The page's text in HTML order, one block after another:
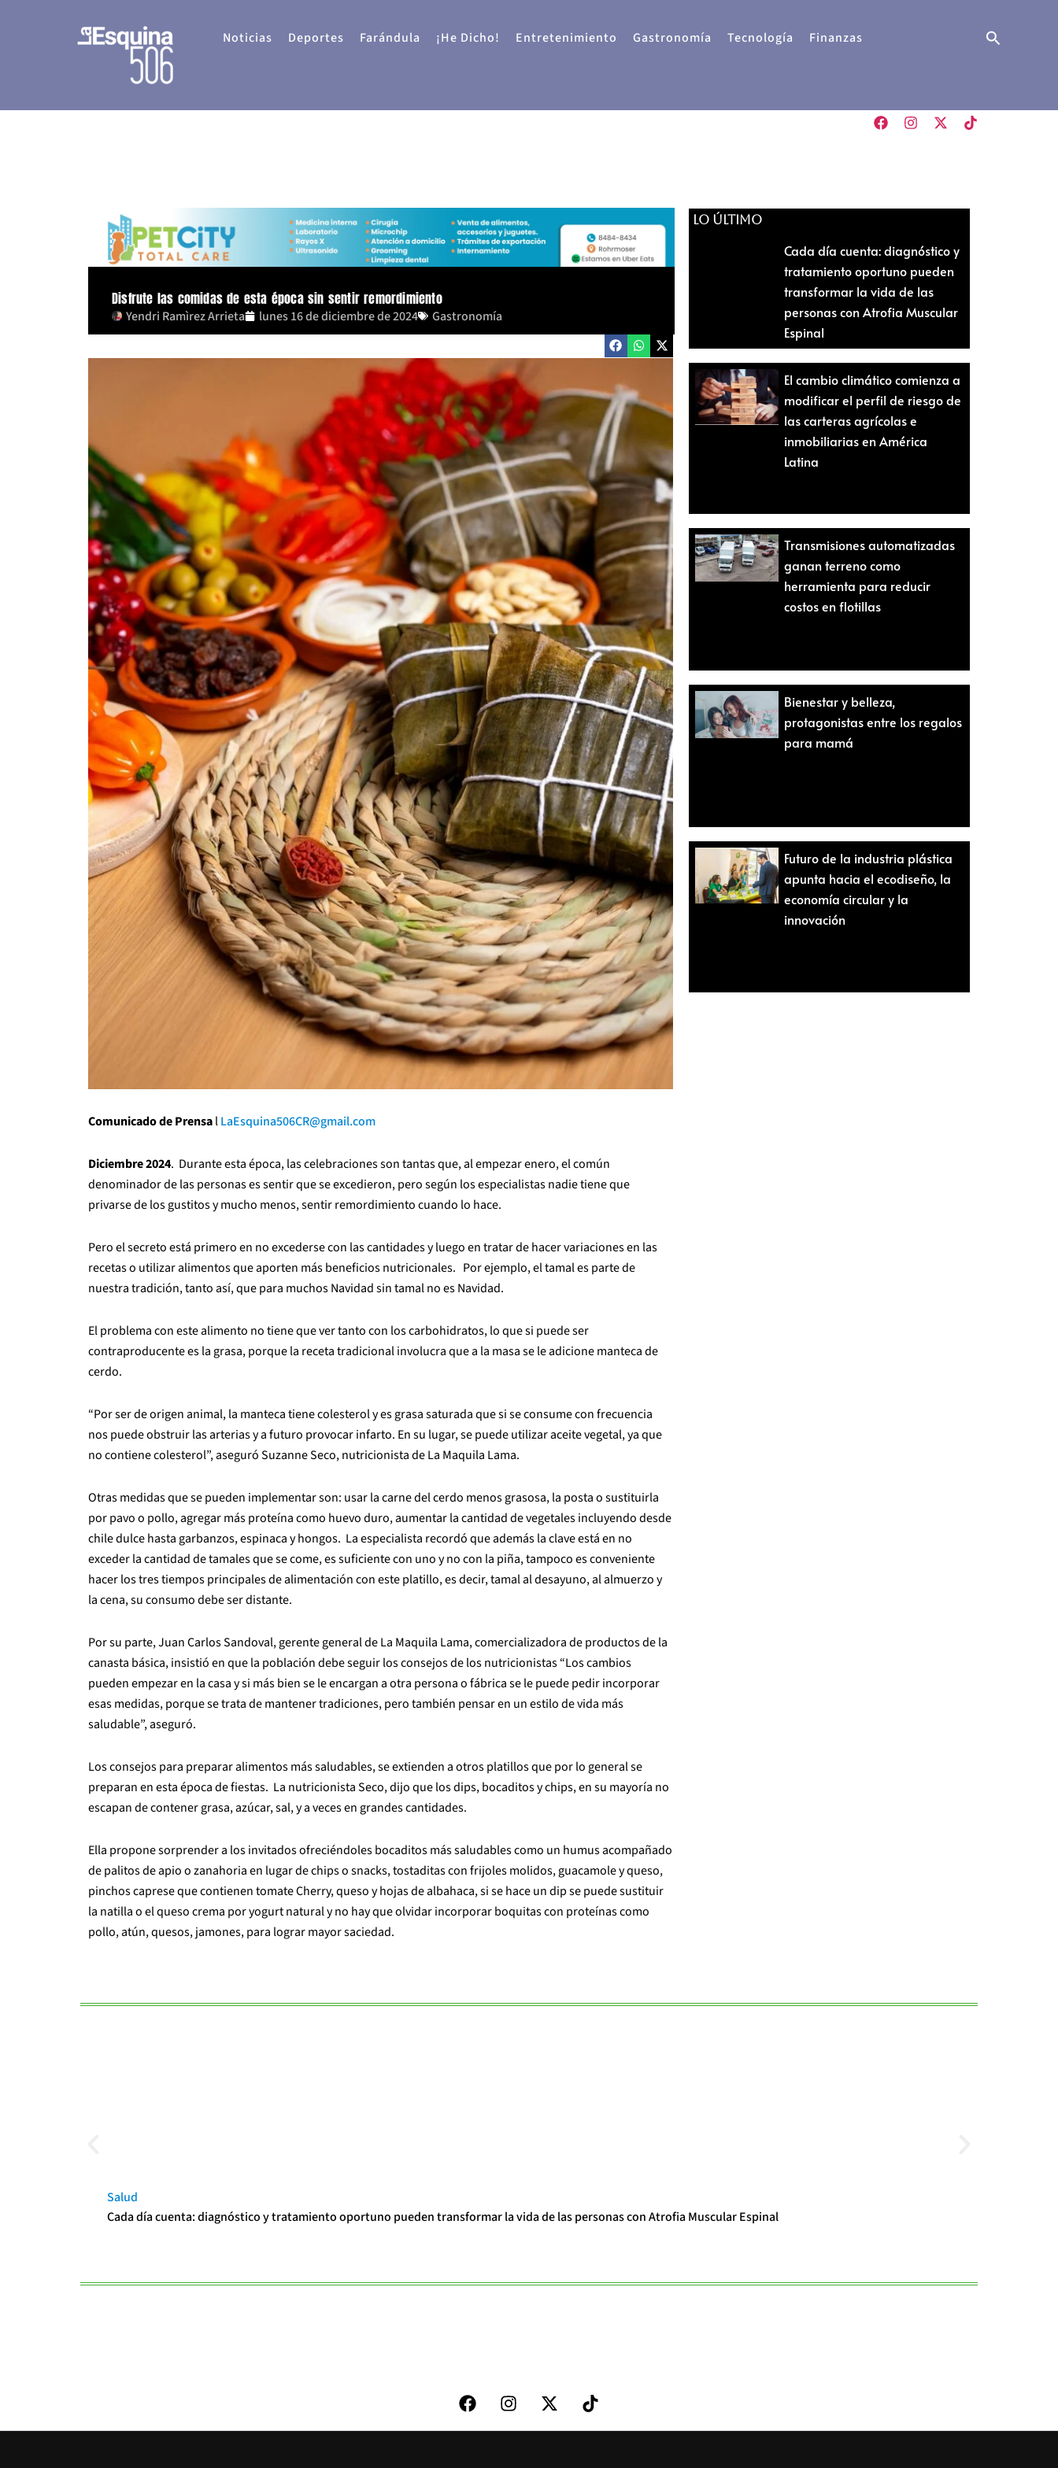
Noticias Deportes Farándula ¡He Dicho! Entretenimiento Gastronomía Tecnología Finanzas Buscar
Disfrute las comidas de esta época sin sentir remordimiento
Yendri Ramìrez Arrieta lunes 16 de diciembre de 2024 Gastronomía
Comunicado de PrensalLaEsquina506CR@gmail.com
Diciembre 2024. Durante esta época, las celebraciones son tantas que, al empezar enero, el común
denominador de las personas es sentir que se excedieron, pero según los especialistas nadie tiene que
privarse de los gustitos y mucho menos, sentir remordimiento cuando lo hace.
Pero el secreto está primero en no excederse con las cantidades y luego en tratar de hacer variaciones en las
recetas o utilizar alimentos que aporten más beneficios nutricionales. Por ejemplo, el tamal es parte de
nuestra tradición, tanto así, que para muchos Navidad sin tamal no es Navidad.
El problema con este alimento no tiene que ver tanto con los carbohidratos, lo que si puede ser
contraproducente es la grasa, porque la receta tradicional involucra que a la masa se le adicione manteca de
cerdo.
“Por ser de origen animal, la manteca tiene colesterol y es grasa saturada que si se consume con frecuencia
nos puede obstruir las arterias y a futuro provocar infarto. En su lugar, se puede utilizar aceite vegetal, ya que
no contiene colesterol”, aseguró Suzanne Seco, nutricionista de La Maquila Lama.
Otras medidas que se pueden implementar son: usar la carne del cerdo menos grasosa, la posta o sustituirla
por pavo o pollo, agregar más proteína como huevo duro, aumentar la cantidad de vegetales incluyendo desde
chile dulce hasta garbanzos, espinaca y hongos. La especialista recordó que además la clave está en no
exceder la cantidad de tamales que se come, es suficiente con uno y no con la piña, tampoco es conveniente
hacer los tres tiempos principales de alimentación con este platillo, es decir, tamal al desayuno, al almuerzo y
la cena, su consumo debe ser distante.
Por su parte, Juan Carlos Sandoval, gerente general de La Maquila Lama, comercializadora de productos de la
canasta básica, insistió en que la población debe seguir los consejos de los nutricionistas “Los cambios
pueden empezar en la casa y si más bien se le encargan a otra persona o fábrica se le puede pedir incorporar
esas medidas, porque se trata de mantener tradiciones, pero también pensar en un estilo de vida más
saludable”, aseguró.
Los consejos para preparar alimentos más saludables, se extienden a otros platillos que por lo general se
preparan en esta época de fiestas. La nutricionista Seco, dijo que los dips, bocaditos y chips, en su mayoría no
escapan de contener grasa, azúcar, sal, y a veces en grandes cantidades.
Ella propone sorprender a los invitados ofreciéndoles bocaditos más saludables como un humus acompañado
de palitos de apio o zanahoria en lugar de chips o snacks, tostaditas con frijoles molidos, guacamole y queso,
pinchos caprese que contienen tomate Cherry, queso y hojas de albahaca, si se hace un dip se puede sustituir
la natilla o el queso crema por yogurt natural y no hay que olvidar incorporar boquitas con proteínas como
pollo, atún, quesos, jamones, para lograr mayor saciedad.
LO ÚLTIMO
Cada día cuenta: diagnóstico y
tratamiento oportuno pueden
transformar la vida de las
personas con Atrofia Muscular
Espinal
El cambio climático comienza a
modificar el perfil de riesgo de
las carteras agrícolas e
inmobiliarias en América
Latina
Transmisiones automatizadas
ganan terreno como
herramienta para reducir
costos en flotillas
Bienestar y belleza,
protagonistas entre los regalos
para mamá
Futuro de la industria plástica
apunta hacia el ecodiseño, la
economía circular y la
innovación
Salud
Cada día cuenta: diagnóstico y tratamiento oportuno pueden transformar la vida de las personas con Atrofia Muscular Espinal